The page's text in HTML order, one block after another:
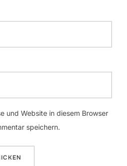
und Website in diesem Browser
speichern.